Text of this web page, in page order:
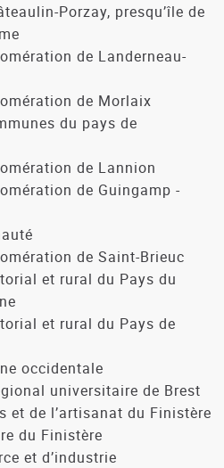
Porzay, presqu’île de
de Landerneau-
de Morlaix
du pays de
de Lannion
de Guingamp -
de Saint-Brieuc
et rural du Pays du
et rural du Pays de
occidentale
universitaire de Brest
et de l’artisanat du Finistère
du Finistère
et d’industrie